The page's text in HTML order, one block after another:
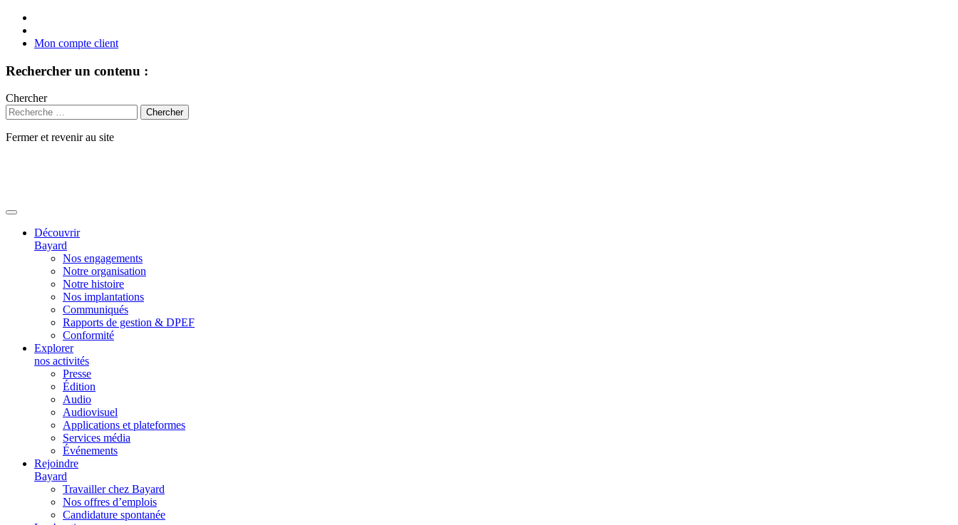
Mon compte client
Rechercher un contenu :
Chercher
Fermer et revenir au site
Découvrir
Bayard
Nos engagements
Notre organisation
Notre histoire
Nos implantations
Communiqués
Rapports de gestion & DPEF
Conformité
Explorer
nos activités
Presse
Édition
Audio
Audiovisuel
Applications et plateformes
Services média
Événements
Rejoindre
Bayard
Travailler chez Bayard
Nos offres d’emplois
Candidature spontanée